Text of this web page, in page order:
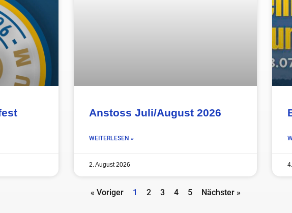
Anstoss Juli/August 2026
WEITERLESEN »
2. August 2026
« Voriger 1 2 3 4 5 Nächster »